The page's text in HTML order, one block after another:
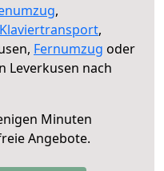
,
Klaviertransport,
Fernumzug oder
Leverkusen nach
Minuten
Angebote.